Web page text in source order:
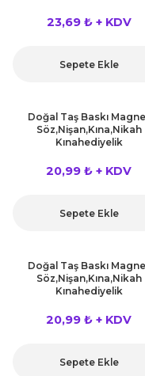
23,69 ₺ + KDV
Sepete Ekle
Doğal Taş Baskı
Söz,Nişan,Kına,Nikah
Kınahediyelik
20,99 ₺ + KDV
Sepete Ekle
Doğal Taş Baskı
Söz,Nişan,Kına,Nikah
Kınahediyelik
20,99 ₺ + KDV
Sepete Ekle